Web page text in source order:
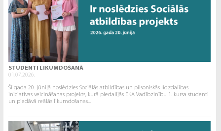
STUDENTI LIKUMDOŠANĀ
01.07.2026.
Šī gada 20. jūnijā noslēdzies Sociālās atbildības un pilsoniskās līdzdalības
iniciatīvas veicināšanas projekts, kurā piedalījās EKA Vadībzinību 1. kursa studenti
un piedāvā reālās likumdošanas...